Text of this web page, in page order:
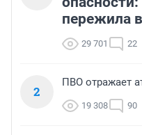
пережила
29 701 22
2
ПВО отражает
19 308 90